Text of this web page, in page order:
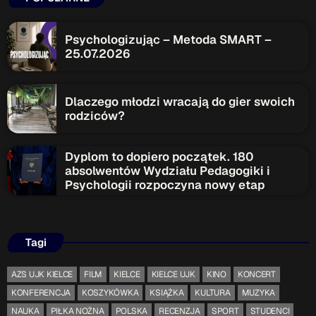
ON AIR
Audycja
Serwis Informacyjny
18:00 - 18:05
Upcoming shows
Serwis Informacyjny
19:00 - 19:05
Psychologizując – Metoda SMART –
25.07.2026
Dlaczego młodzi wracają do gier swoich
rodziców?
Dyplom to dopiero początek. 180
absolwentów Wydziału Pedagogiki i
Psychologii rozpoczyna nowy etap
Tagi
AZS UJK KIELCE FILM KIELCE KIELCE UJK KINO
KONCERT
KONFERENCJA
KOSZYKÓWKA KSIĄŻKA KULTURA
MUZYKA
NAUKA
PIŁKA NOŻNA POLSKA RECENZJA SPORT
STUDENCI